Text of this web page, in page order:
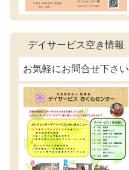
デイサービス空き情報
お気軽にお問合せ下さい